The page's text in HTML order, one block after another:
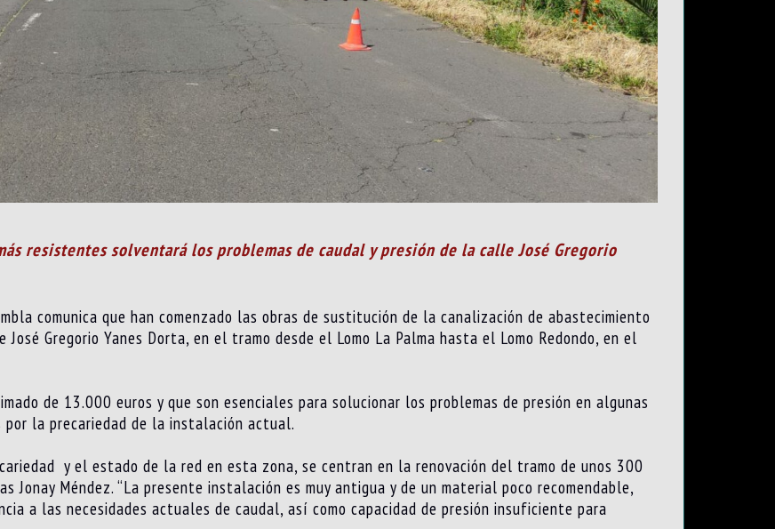
resistentes solventará los problemas de caudal y presión de la calle José Gregorio
comunica que han comenzado las obras de sustitución de la canalización de abastecimiento
Gregorio Yanes Dorta, en el tramo desde el Lomo La Palma hasta el Lomo Redondo, en el
de 13.000 euros y que son esenciales para solucionar los problemas de presión en algunas
la precariedad de la instalación actual.
y el estado de la red en esta zona, se centran en la renovación del tramo de unos 300
Jonay Méndez. “La presente instalación es muy antigua y de un material poco recomendable,
a las necesidades actuales de caudal, así como capacidad de presión insuficiente para